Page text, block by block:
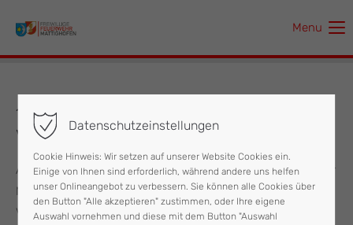
Der Eintrag "offcanvas-col1" existiert leider nicht.
Der Eintrag "offcanvas-col3" existiert leider nicht.
Der Eintrag "offcanvas-col4" existiert leider nicht.
Menu
16.11.2024 Aufräumarbeiten nach
Verkehrsunfall
Am Samstag, dem 16. November 2024 wurde die Feuerwehr
Mattighofen telefonisch von der Polizei zu einem
Verkehrsunfall gerufen.
Datenschutzeinstellungen
Cookie Hinweis: Wir setzen auf unserer Website Cookies ein.
Einige von Ihnen sind erforderlich, während andere uns helfen
unser Onlineangebot zu verbessern. Sie können alle Cookies über
den Button "Alle akzeptieren" zustimmen, oder Ihre eigene
Auswahl vornehmen und diese mit dem Button "Auswahl